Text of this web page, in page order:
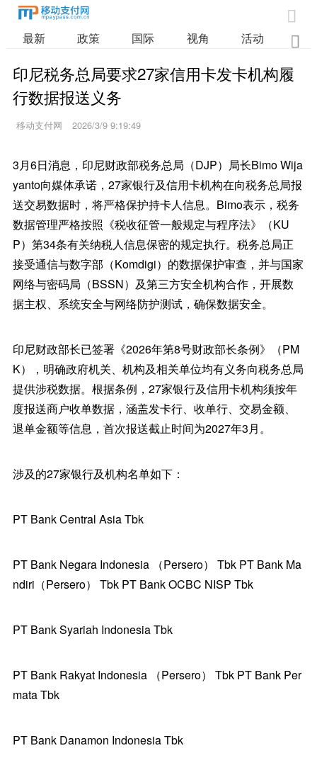

最新 政策 国际 视角 活动 业

印尼税务总局要求27家信用卡发卡机构履
行数据报送义务
移动支付网 2026/3/9 9:19:49
3月6日消息，印尼财政部税务总局（DJP）局长Bimo Wija
yanto向媒体承诺，27家银行及信用卡机构在向税务总局报
送交易数据时，将严格保护持卡人信息。Bimo表示，税务
数据管理严格按照《税收征管一般规定与程序法》（KU
P）第34条有关纳税人信息保密的规定执行。税务总局正
接受通信与数字部（Komdigi）的数据保护审查，并与国家
网络与密码局（BSSN）及第三方安全机构合作，开展数
据主权、系统安全与网络防护测试，确保数据安全。
印尼财政部长已签署《2026年第8号财政部长条例》（PM
K），明确政府机关、机构及相关单位均有义务向税务总局
提供涉税数据。根据条例，27家银行及信用卡机构须按年
度报送商户收单数据，涵盖发卡行、收单行、交易金额、
退单金额等信息，首次报送截止时间为2027年3月。
涉及的27家银行及机构名单如下：
PT Bank Central Asia Tbk
PT Bank Negara Indonesia （Persero） Tbk PT Bank Ma
ndiri（Persero） Tbk PT Bank OCBC NISP Tbk
PT Bank Syariah Indonesia Tbk
PT Bank Rakyat Indonesia （Persero） Tbk PT Bank Per
mata Tbk
PT Bank Danamon Indonesia Tbk